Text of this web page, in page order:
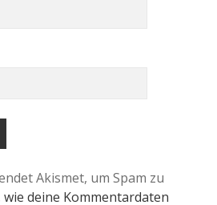
Akismet, um Spam zu
wie deine Kommentardaten